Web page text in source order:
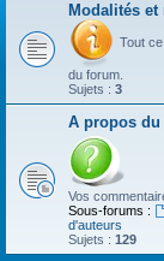
Modalités
Tout
du forum.
Sujets : 3
A propos du
Vos
Sous-forums :
d'auteurs
Sujets : 129